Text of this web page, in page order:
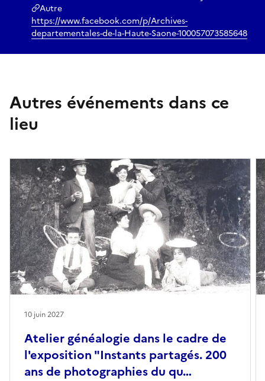
Autre
https://www.facebook.com/p/Archives-
departementales-de-la-Haute-Saone-100057073585648
Autres événements dans ce
lieu
Atelier généalogie dans le cadre de
l'exposition "Instants partagés. 200
ans de photographies du qu…
10 juin 2027